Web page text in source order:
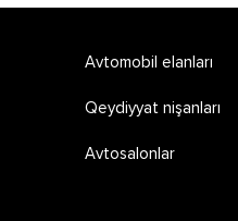
Avtomobil elanları
Qeydiyyat nişanları
Avtosalonlar